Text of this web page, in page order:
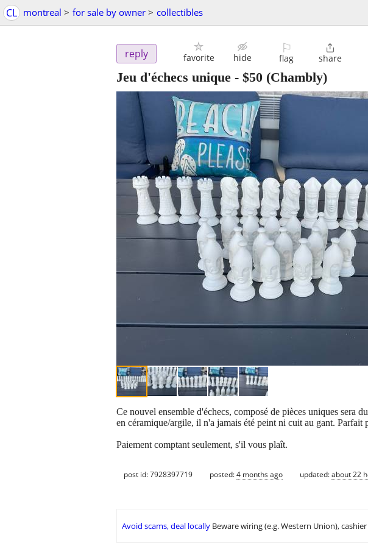
CL montreal > for sale by owner > collectibles
reply favorite hide
⚐
flag

share
Jeu d'échecs unique - $50 (Chambly)
Ce nouvel ensemble d'échecs, composé de pièces uniques sera
en céramique/argile, il n'a jamais été peint ni cuit au gant.
Paiement comptant seulement, s'il vous plaît.
post id: 7928397719 posted:4 months ago updated:about 22
Avoid scams, deal locally Beware wiring (e.g. Western Union),